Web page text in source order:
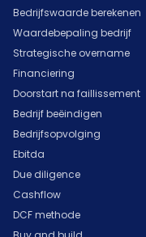
Bedrijfswaarde berekenen
Waardebepaling bedrijf
Strategische overname
Financiering
Doorstart na faillissement
Bedrijf beëindigen
Bedrijfsopvolging
Ebitda
Due diligence
Cashflow
DCF methode